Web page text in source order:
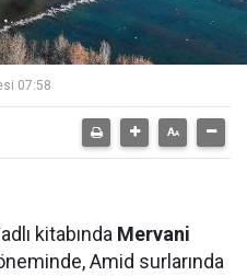
07:58
kitabında Mervani
Amid surlarında